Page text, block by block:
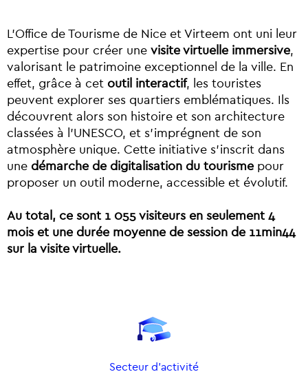
L’Office de Tourisme de Nice et Virteem ont uni leur
expertise pour créer une visite virtuelle immersive,
valorisant le patrimoine exceptionnel de la ville. En
effet, grâce à cet outil interactif, les touristes
peuvent explorer ses quartiers emblématiques. Ils
découvrent alors son histoire et son architecture
classées à l’UNESCO, et s’imprégnent de son
atmosphère unique. Cette initiative s’inscrit dans
une démarche de digitalisation du tourisme pour
proposer un outil moderne, accessible et évolutif.
Au total, ce sont 1 055 visiteurs en seulement 4
mois et une durée moyenne de session de 11min44
sur la visite virtuelle.
Secteur d'activité